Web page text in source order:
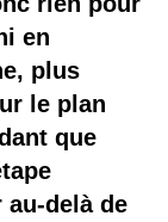
en
plus
le plan
que
au-delà de